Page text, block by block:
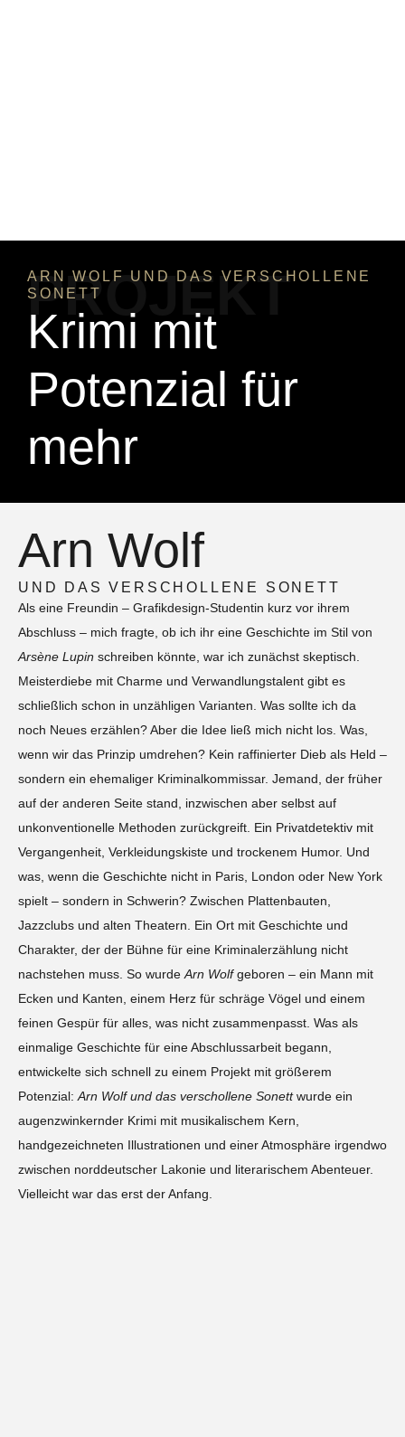
PROJEKT
ARN WOLF UND DAS VERSCHOLLENE
SONETT
Krimi mit
Potenzial für
mehr
Arn Wolf
UND DAS VERSCHOLLENE SONETT
Als eine Freundin – Grafikdesign-Studentin kurz vor ihrem
Abschluss – mich fragte, ob ich ihr eine Geschichte im Stil von
Arsène Lupin schreiben könnte, war ich zunächst skeptisch.
Meisterdiebe mit Charme und Verwandlungstalent gibt es
schließlich schon in unzähligen Varianten. Was sollte ich da
noch Neues erzählen? Aber die Idee ließ mich nicht los. Was,
wenn wir das Prinzip umdrehen? Kein raffinierter Dieb als Held –
sondern ein ehemaliger Kriminalkommissar. Jemand, der früher
auf der anderen Seite stand, inzwischen aber selbst auf
unkonventionelle Methoden zurückgreift. Ein Privatdetektiv mit
Vergangenheit, Verkleidungskiste und trockenem Humor. Und
was, wenn die Geschichte nicht in Paris, London oder New York
spielt – sondern in Schwerin? Zwischen Plattenbauten,
Jazzclubs und alten Theatern. Ein Ort mit Geschichte und
Charakter, der der Bühne für eine Kriminalerzählung nicht
nachstehen muss. So wurdeArn Wolfgeboren – ein Mann mit
Ecken und Kanten, einem Herz für schräge Vögel und einem
feinen Gespür für alles, was nicht zusammenpasst. Was als
einmalige Geschichte für eine Abschlussarbeit begann,
entwickelte sich schnell zu einem Projekt mit größerem
Potenzial:Arn Wolf und das verschollene Sonettwurde ein
augenzwinkernder Krimi mit musikalischem Kern,
handgezeichneten Illustrationen und einer Atmosphäre irgendwo
zwischen norddeutscher Lakonie und literarischem Abenteuer.
Vielleicht war das erst der Anfang.